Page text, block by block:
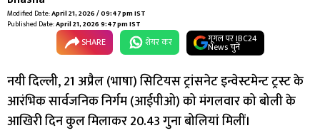
Modified Date:April 21, 2026 / 09:47 pm IST
Published Date:April 21, 2026 9:47 pm IST
SHARE शेयर कर गूगल पर IBC24
News चुनें
नयी दिल्ली, 21 अप्रैल (भाषा) सिटियस ट्रांसनेट इन्वेस्टमेन्ट ट्रस्ट के
आरंभिक सार्वजनिक निर्गम (आईपीओ) को मंगलवार को बोली के
आखिरी दिन कुल मिलाकर 20.43 गुना बोलियां मिलीं।